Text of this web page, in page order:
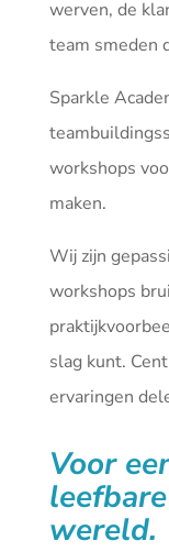
werven, de
team smeden
Sparkle
workshops
maken.
Wij zijn
workshops
slag kunt.
ervaringen
Voor
wereld.